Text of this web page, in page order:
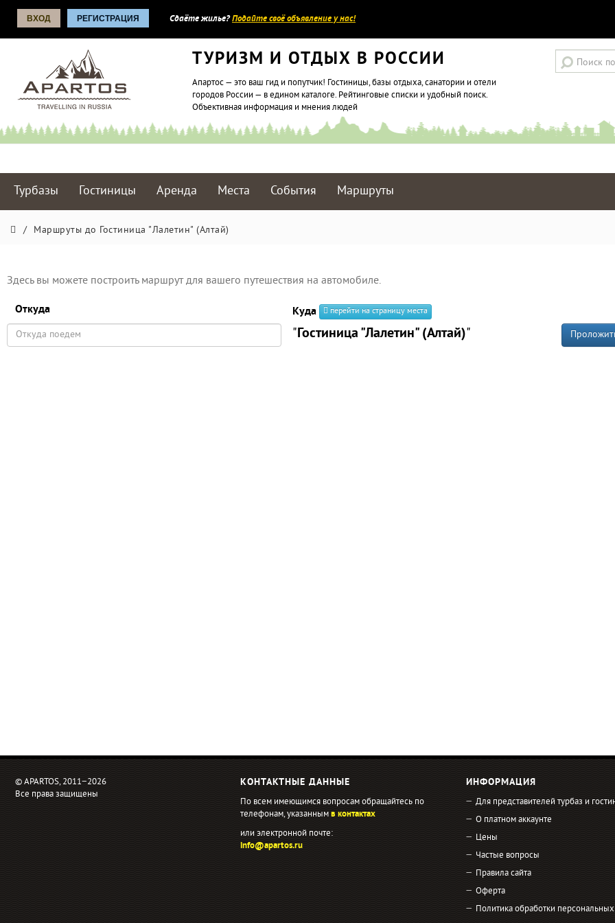
ВХОД РЕГИСТРАЦИЯ Сдаёте жилье?Подайте своё объявление у нас!
ТУРИЗМ И ОТДЫХ В РОССИИ
Апартос — это ваш гид и попутчик! Гостиницы, базы отдыха, санатории и отели
городов России — в едином каталоге. Рейтинговые списки и удобный поиск.
Объективная информация и мнения людей
Турбазы Гостиницы Аренда Места События Маршруты
/ Маршруты до Гостиница "Лалетин" (Алтай)
Здесь вы можете построить маршрут для вашего путешествия на автомобиле.
Откуда Куда перейти на страницу места
"Гостиница "Лалетин" (Алтай)"
© APARTOS, 2011−2026
Все права защищены
КОНТАКТНЫЕ ДАННЫЕ
По всем имеющимся вопросам обращайтесь по
телефонам, указаннымв контактах
или электронной почте:
info@apartos.ru
ИНФОРМАЦИЯ
Для представителей турбаз и
О платном аккаунте
Цены
Частые вопросы
Правила сайта
Оферта
Политика обработки